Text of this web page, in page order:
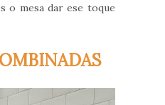
o mesa dar ese toque